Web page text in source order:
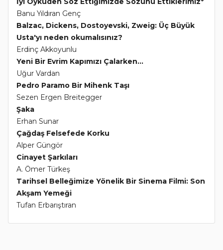
Banu Yıldıran Genç
Balzac, Dickens, Dostoyevski, Zweig: Üç Büyük
Usta'yı neden okumalısınız?
Erdinç Akkoyunlu
Yeni Bir Evrim Kapımızı Çalarken...
Uğur Vardan
Pedro Paramo Bir Mihenk Taşı
Sezen Ergen Breitegger
Şaka
Erhan Sunar
Çağdaş Felsefede Korku
Alper Güngör
Cinayet Şarkıları
A. Ömer Türkeş
Tarihsel Belleğimize Yönelik Bir Sinema Filmi: Son
Akşam Yemeği
Tufan Erbarıştıran